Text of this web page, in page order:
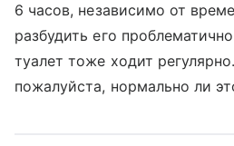
6 часов, независимо от
разбудить его
туалет тоже ходит
пожалуйста, нормально ли